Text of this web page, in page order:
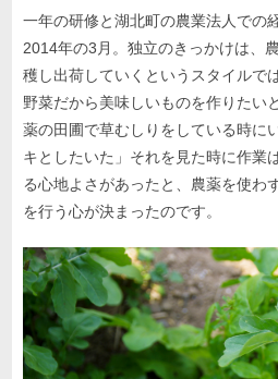
一年の研修と湖北町の農業法人での
2014年の3月。独立のきっかけは、
穫し出荷していくというスタイルで
野菜だから美味しいものを作りたい
薬の田圃で草むしりをしている時に
キとしたいた」それを見た時に作業
る心地よさがあったと、農薬を使わ
を行う心が決まったのです。